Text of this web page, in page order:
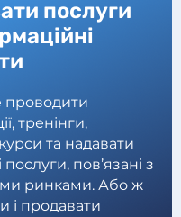
послуги
тренінги,
та надавати
послуги, пов’язані з
ринками. Або ж
і продавати